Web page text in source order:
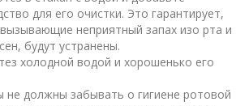
для его очистки. Это гарантирует,
неприятный запах изо рта и
будут устранены.
холодной водой и хорошенько его
не должны забывать о гигиене ротовой